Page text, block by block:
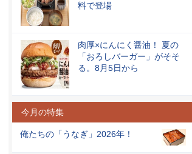
料で登場
肉厚×にんにく醤油！ 夏の
「おろしバーガー」がそそ
る。8月5日から
今月の特集
俺たちの「うなぎ」2026年！